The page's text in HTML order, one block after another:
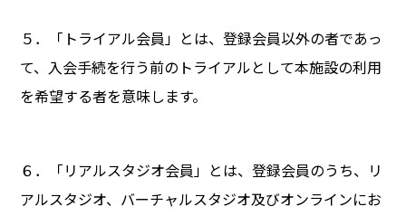
５．「トライアル会員」とは、登録会員以外の者であっ
て、入会手続を行う前のトライアルとして本施設の利用
を希望する者を意味します。
６．「リアルスタジオ会員」とは、登録会員のうち、リ
アルスタジオ、バーチャルスタジオ及びオンラインにお